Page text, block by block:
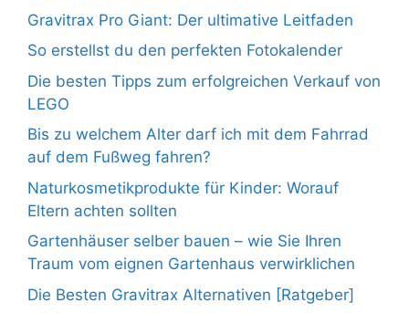
Gravitrax Pro Giant: Der ultimative Leitfaden
So erstellst du den perfekten Fotokalender
Die besten Tipps zum erfolgreichen Verkauf von
LEGO
Bis zu welchem Alter darf ich mit dem Fahrrad
auf dem Fußweg fahren?
Naturkosmetikprodukte für Kinder: Worauf
Eltern achten sollten
Gartenhäuser selber bauen – wie Sie Ihren
Traum vom eignen Gartenhaus verwirklichen
Die Besten Gravitrax Alternativen [Ratgeber]